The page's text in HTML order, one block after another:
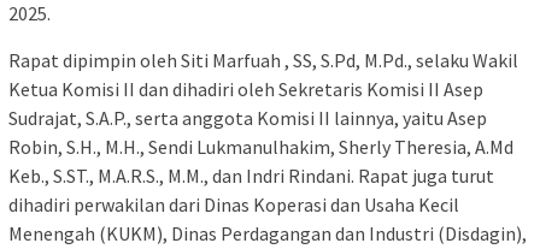
2025.
Rapat dipimpin oleh Siti Marfuah , SS, S.Pd, M.Pd., selaku Wakil
Ketua Komisi II dan dihadiri oleh Sekretaris Komisi II Asep
Sudrajat, S.A.P., serta anggota Komisi II lainnya, yaitu Asep
Robin, S.H., M.H., Sendi Lukmanulhakim, Sherly Theresia, A.Md
Keb., S.ST., M.A.R.S., M.M., dan Indri Rindani. Rapat juga turut
dihadiri perwakilan dari Dinas Koperasi dan Usaha Kecil
Menengah (KUKM), Dinas Perdagangan dan Industri (Disdagin),